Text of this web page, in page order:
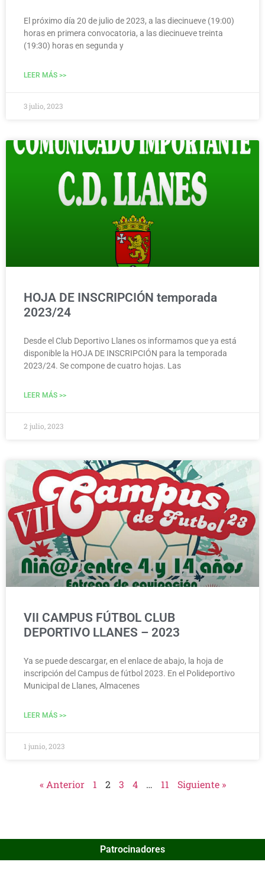
El próximo día 20 de julio de 2023, a las diecinueve (19:00)
horas en primera convocatoria, a las diecinueve treinta
(19:30) horas en segunda y
LEER MÁS >>
3 julio, 2023
HOJA DE INSCRIPCIÓN temporada
2023/24
Desde el Club Deportivo Llanes os informamos que ya está
disponible la HOJA DE INSCRIPCIÓN para la temporada
2023/24. Se compone de cuatro hojas. Las
LEER MÁS >>
2 julio, 2023
VII CAMPUS FÚTBOL CLUB
DEPORTIVO LLANES – 2023
Ya se puede descargar, en el enlace de abajo, la hoja de
inscripción del Campus de fútbol 2023. En el Polideportivo
Municipal de Llanes, Almacenes
LEER MÁS >>
1 junio, 2023
« Anterior 1 2 3 4 … 11 Siguiente »
Patrocinadores